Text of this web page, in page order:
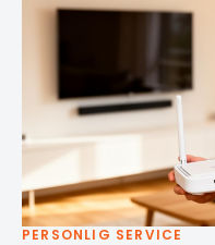
PERSONLIG SERVICE